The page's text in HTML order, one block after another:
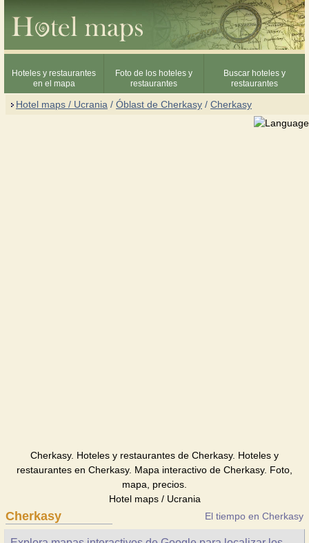
Hoteles y restaurantes
en el mapa
Foto de los hoteles y
restaurantes
Buscar hoteles y
restaurantes
Hotel maps / Ucrania / Óblast de Cherkasy / Cherkasy
Cherkasy. Hoteles y restaurantes de Cherkasy. Hoteles y
restaurantes en Cherkasy. Mapa interactivo de Cherkasy. Foto,
mapa, precios.
Hotel maps / Ucrania
Cherkasy El tiempo en Cherkasy